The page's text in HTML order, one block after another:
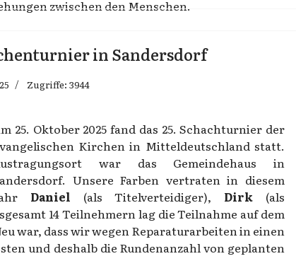
zwischen den Menschen.
in Sandersdorf
Zugriffe: 3944
25. Oktober 2025 fand das 25. Schachturnier der
Kirchen in Mitteldeutschland statt.
war das Gemeindehaus in
Unsere Farben vertraten in diesem
Daniel (als Titelverteidiger), Dirk (als
14 Teilnehmern lag die Teilnahme auf dem
war, dass wir wegen Reparaturarbeiten in einen
und deshalb die Rundenanzahl von geplanten